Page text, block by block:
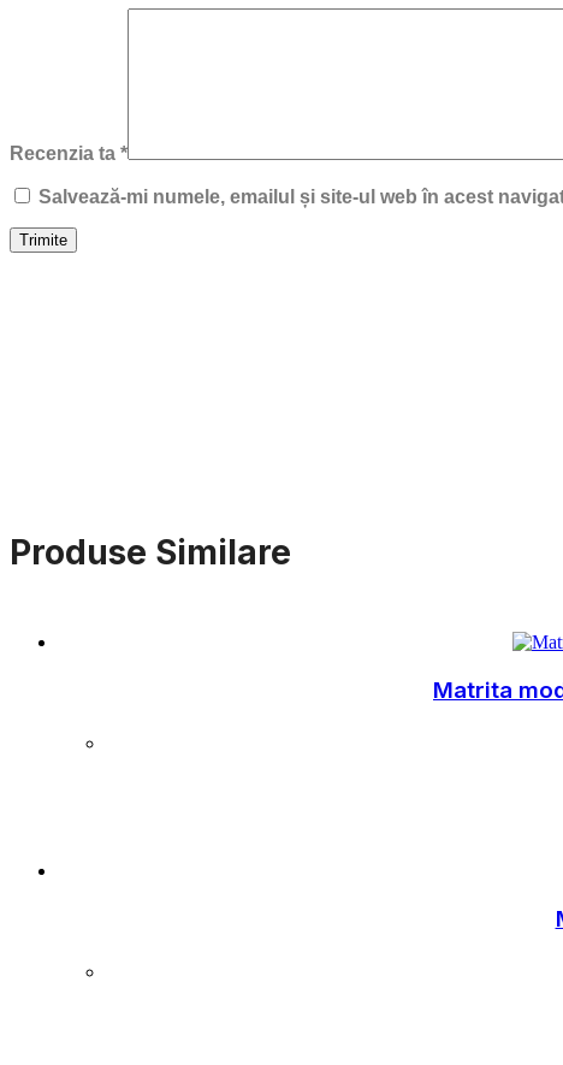
Recenzia ta *
Salvează-mi numele, emailul și site-ul web în acest
Trimite
Produse Similare
Matrita